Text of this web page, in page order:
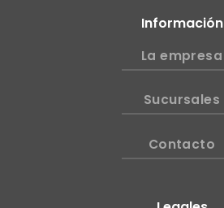
Información
La empresa
Sucursales
Contacto